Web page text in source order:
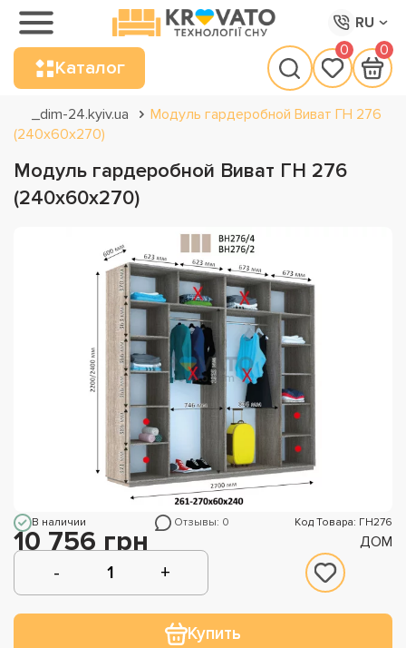
RU
Каталог
0 0
_dim-24.kyiv.ua
Модуль гардеробной Виват ГН 276
(240х60х270)
Модуль гардеробной Виват ГН 276
(240х60х270)
В наличии Отзывы: 0 Код Товара: ГН276
10 756 грн ДОМ
Купить